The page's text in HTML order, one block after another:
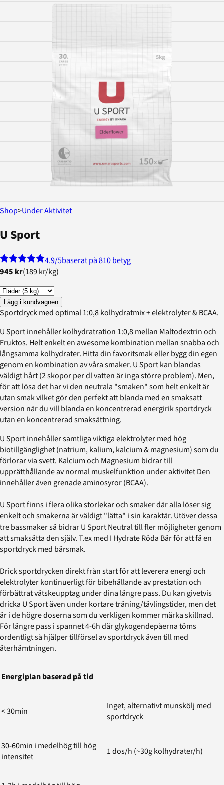
Shop>Under Aktivitet
U Sport
4.9/5baserat på 810 betyg
945 kr(189 kr/kg)
Lägg i kundvagnen
Sportdryck med optimal 1:0,8 kolhydratmix + elektrolyter & BCAA.
U Sport innehåller kolhydratration 1:0,8 mellan Maltodextrin och
Fruktos. Helt enkelt en awesome kombination mellan snabba och
långsamma kolhydrater. Hitta din favoritsmak eller bygg din egen
genom en kombination av våra smaker. U Sport kan blandas
väldigt hårt (2 skopor per dl vatten är inga större problem). Men,
för att lösa det har vi den neutrala "smaken" som helt enkelt är
utan smak vilket gör den perfekt att blanda med en smaksatt
version när du vill blanda en koncentrerad energirik sportdryck
utan en koncentrerad smaksättning.
U Sport innehåller samtliga viktiga elektrolyter med hög
biotillgänglighet (natrium, kalium, kalcium & magnesium) som du
förlorar via svett. Kalcium och Magnesium bidrar till
upprätthållande av normal muskelfunktion under aktivitet Den
innehåller även grenade aminosyror (BCAA).
U Sport finns i flera olika storlekar och smaker där alla löser sig
enkelt och smakerna är väldigt "lätta" i sin karaktär. Utöver dessa
tre bassmaker så bidrar U Sport Neutral till fler möjligheter genom
att smaksätta den själv. T.ex med I Hydrate Röda Bär för att få en
sportdryck med bärsmak.
Drick sportdrycken direkt från start för att leverera energi och
elektrolyter kontinuerligt för bibehållande av prestation och
förbättrat vätskeupptag under dina längre pass. Du kan givetvis
dricka U Sport även under kortare träning/tävlingstider, men det
är i de högre doserna som du verkligen kommer märka skillnad.
För längre pass i spannet 4-6h där glykogendepåerna töms
ordentligt så hjälper tillförsel av sportdryck även till med
återhämtningen.
Energiplan baserad på tid
< 30min
Inget, alternativt munskölj med
sportdryck
30-60min i medelhög till hög
intensitet
1 dos/h (~30g kolhydrater/h)